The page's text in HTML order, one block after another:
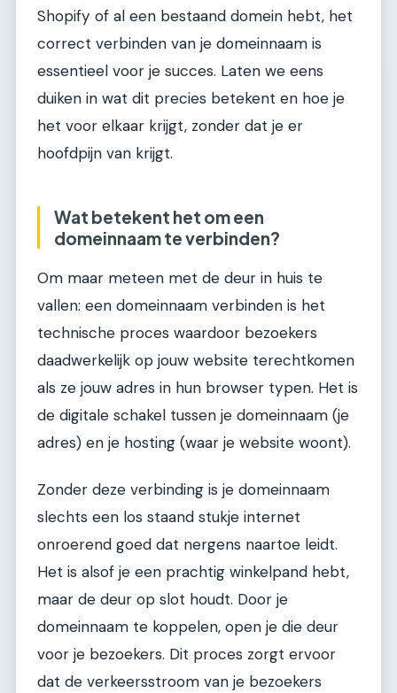
Shopify of al een bestaand domein hebt, het
correct verbinden van je domeinnaam is
essentieel voor je succes. Laten we eens
duiken in wat dit precies betekent en hoe je
het voor elkaar krijgt, zonder dat je er
hoofdpijn van krijgt.
Wat betekent het om een
domeinnaam te verbinden?
Om maar meteen met de deur in huis te
vallen: een domeinnaam verbinden is het
technische proces waardoor bezoekers
daadwerkelijk op jouw website terechtkomen
als ze jouw adres in hun browser typen. Het is
de digitale schakel tussen je domeinnaam (je
adres) en je hosting (waar je website woont).
Zonder deze verbinding is je domeinnaam
slechts een los staand stukje internet
onroerend goed dat nergens naartoe leidt.
Het is alsof je een prachtig winkelpand hebt,
maar de deur op slot houdt. Door je
domeinnaam te koppelen, open je die deur
voor je bezoekers. Dit proces zorgt ervoor
dat de verkeersstroom van je bezoekers